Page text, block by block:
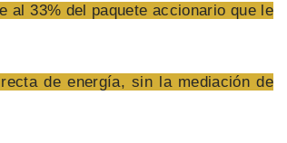
al 33% del paquete accionario que le
de energía, sin la mediación de